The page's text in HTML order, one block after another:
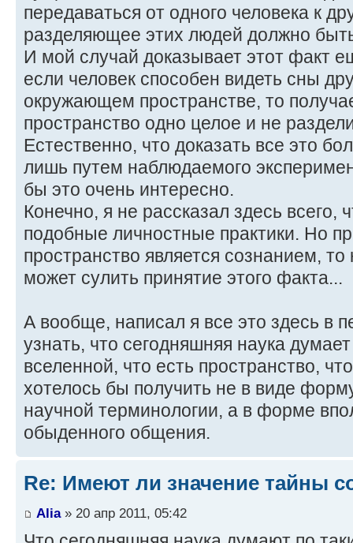
передаваться от одного человека к
разделяющее этих людей должно
И мой случай доказывает этот факт
если человек способен видеть сны
окружающем пространстве, то
пространство одно целое и не
Естественно, что доказать все это
лишь путем наблюдаемого
бы это очень интересно.
Конечно, я не рассказал здесь всего,
подобные личностные практики. Но
пространство является сознанием, то
может сулить принятие этого факта...
А вообще, написал я все это здесь в
узнать, что сегодняшняя наука
вселенной, что есть пространство,
хотелось бы получить не в виде
научной терминологии, а в форме
обыденного общения.
Re: Имеют ли значение тайны
Alia» 20 апр 2011, 05:42